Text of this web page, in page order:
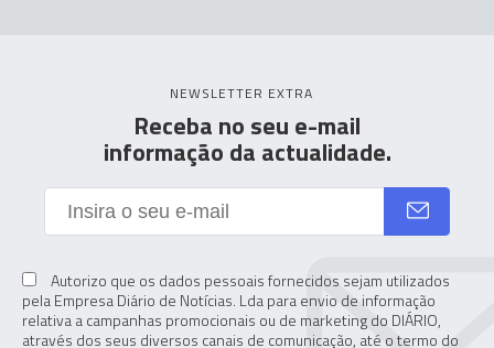
NEWSLETTER EXTRA
Receba no seu e-mail
informação da actualidade.
Autorizo que os dados pessoais fornecidos sejam utilizados
pela Empresa Diário de Notícias. Lda para envio de informação
relativa a campanhas promocionais ou de marketing do DIÁRIO,
através dos seus diversos canais de comunicação, até o termo do